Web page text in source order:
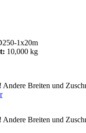
1x20m
10,000 kg
Andere Breiten und
Andere Breiten und